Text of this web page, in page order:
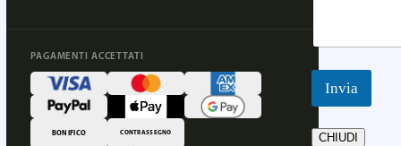
PAGAMENTI ACCETTATI
BONIFICO CONTRASSEGNO
Invia
CHIUDI